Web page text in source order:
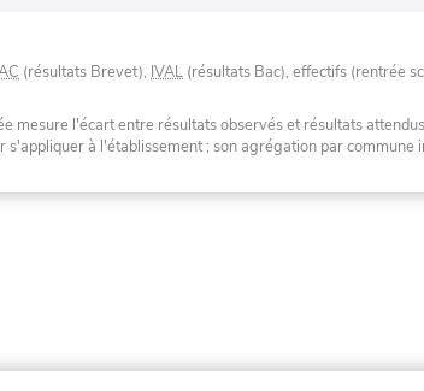
(résultats Brevet), IVAL (résultats Bac), effectifs (rentrée
mesure l'écart entre résultats observés et résultats
à l'établissement ; son agrégation par commune